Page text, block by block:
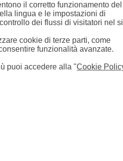
il corretto funzionamento del
lingua e le impostazioni di
dei flussi di visitatori nel
cookie di terze parti, come
funzionalità avanzate.
puoi accedere alla "Cookie